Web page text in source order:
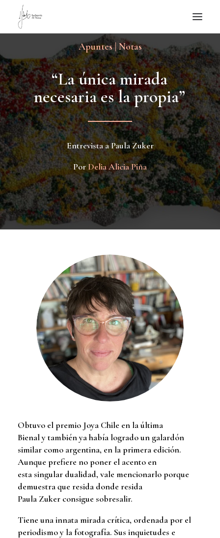
NOTICIAS DE JOYERÍA CONTEMPORÁNEA
NOVEDADES
DE VISITA
APUNTES
QUIÉN SOY
Apuntes | Notas
“Laúnicamirada
necesariaeslapropia”
Entrevista a Paula Zuker
PorDelia Alicia Piña
Obtuvo el premio Joya Chile en la última
Bienal y también ya había logrado un galardón
similar como argentina, en la primera edición.
Aunque prefiere no poner el acento en
esta singular dualidad, vale mencionarlo porque
demuestra que resida donde resida
Paula Zuker consigue sobresalir.
Tiene una innata mirada crítica, ordenada por el
periodismo y la fotografía. Sus inquietudes e